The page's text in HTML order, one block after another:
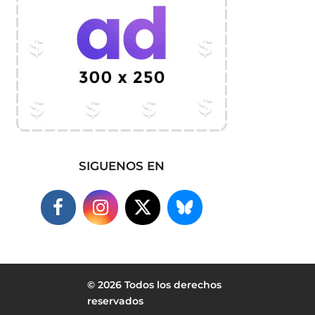
SIGUENOS EN
© 2026 Todos los derechos
reservados